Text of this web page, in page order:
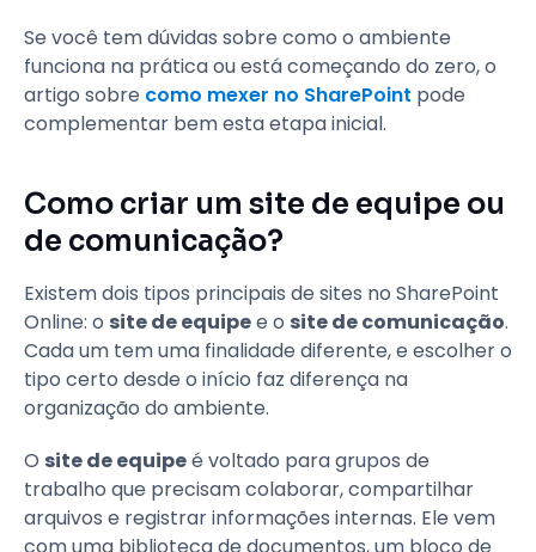
Se você tem dúvidas sobre como o ambiente
funciona na prática ou está começando do zero, o
artigo sobre como mexer no SharePoint pode
complementar bem esta etapa inicial.
Como criar um site de equipe ou
de comunicação?
Existem dois tipos principais de sites no SharePoint
Online: o site de equipee o site de comunicação.
Cada um tem uma finalidade diferente, e escolher o
tipo certo desde o início faz diferença na
organização do ambiente.
O site de equipeé voltado para grupos de
trabalho que precisam colaborar, compartilhar
arquivos e registrar informações internas. Ele vem